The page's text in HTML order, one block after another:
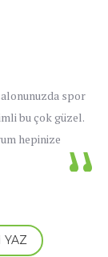
spor
bu çok güzel.
hepinize
YAZ